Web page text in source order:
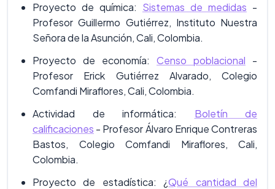
Proyecto de química: Sistemas de medidas -
Profesor Guillermo Gutiérrez, Instituto Nuestra
Señora de la Asunción, Cali, Colombia.
Proyecto de economía: Censo poblacional -
Profesor Erick Gutiérrez Alvarado, Colegio
Comfandi Miraflores, Cali, Colombia.
Actividad de informática: Boletín de
calificaciones - Profesor Álvaro Enrique Contreras
Bastos, Colegio Comfandi Miraflores, Cali,
Colombia.
Proyecto de estadística: ¿Qué cantidad del